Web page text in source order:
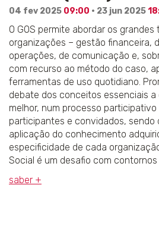
04 fev 2025 09:00 · 23 jun 2025
O GOS permite abordar os
organizações – gestão financeira,
operações, de comunicação e,
com recurso ao método do caso,
ferramentas de uso quotidiano.
debate dos conceitos essenciais a
melhor, num processo
participantes e convidados, sendo
aplicação do conhecimento
especificidade de cada
Social é um desafio com
saber +